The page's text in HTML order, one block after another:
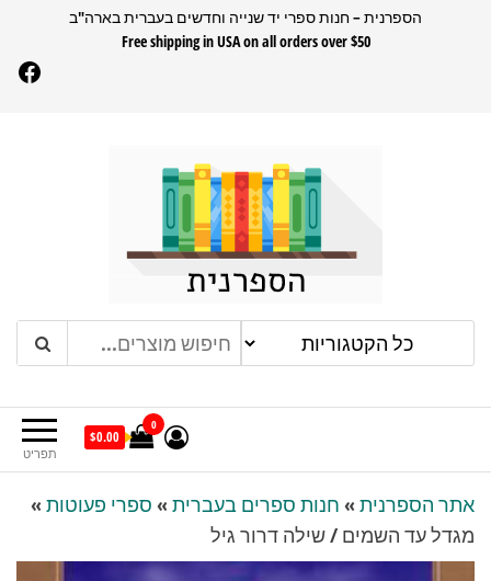
הספרנית – חנות ספרי יד שנייה וחדשים בעברית בארה"ב
Free shipping in USA on all orders over $50
הספרנית
תפריט
0
$0.00
אתר הספרנית » חנות ספרים בעברית » ספרי פעוטות »
מגדל עד השמים / שילה דרור גיל